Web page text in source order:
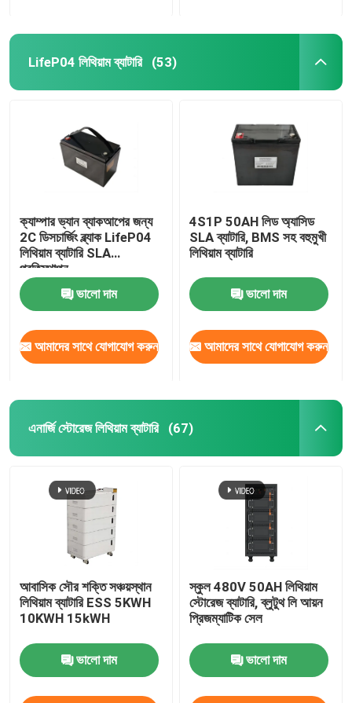
LifeP04 লিথিয়াম ব্যাটারি (53)
ক্যাম্পার ভ্যান ব্যাকআপের জন্য
2C ডিসচার্জিং ব্ল্যাক LifeP04
লিথিয়াম ব্যাটারি SLA
প্রতিস্থাপন
ভালো দাম
আমাদের সাথে যোগাযোগ করুন
4S1P 50AH লিড অ্যাসিড
SLA ব্যাটারি, BMS সহ বহুমুখী
লিথিয়াম ব্যাটারি
ভালো দাম
আমাদের সাথে যোগাযোগ করুন
এনার্জি স্টোরেজ লিথিয়াম ব্যাটারি (67)
আবাসিক সৌর শক্তি সঞ্চয়স্থান
লিথিয়াম ব্যাটারি ESS 5KWH
10KWH 15kWH
ভালো দাম
স্কুল 480V 50AH লিথিয়াম
স্টোরেজ ব্যাটারি, ব্লুটুথ লি আয়ন
প্রিজম্যাটিক সেল
ভালো দাম